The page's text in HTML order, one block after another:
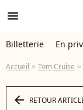
menu
Billetterie En
Accueil Tom Cruise
arrow_left RETOUR